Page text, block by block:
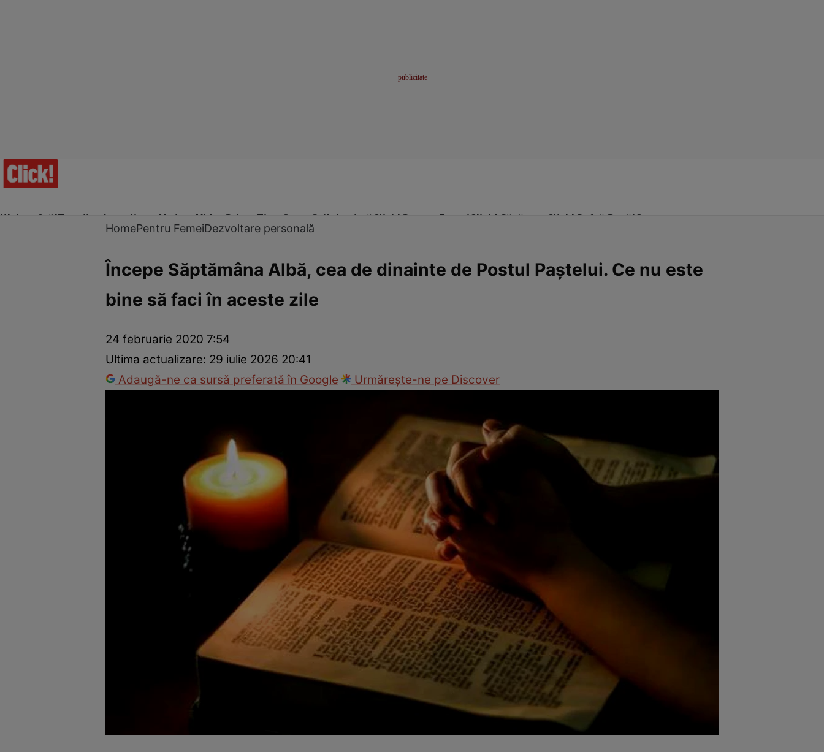
Ultima Oră!Trending Actualitate Vedete Video Prime Time SportStil de viațăClick! Pentru FemeiClick! Sănătate Click! Poftă Bună!Contact
Dezvoltare personalăÎngrijire personalăCasă și grădinăModă
HomePentru FemeiDezvoltare personală
Începe Săptămâna Albă, cea de dinainte de Postul Paştelui. Ce nu este
bine să faci în aceste zile
24 februarie 2020 7:54
Ultima actualizare: 29 iulie 2026 20:41
Adaugă-ne ca sursă preferată în Google
Urmărește-ne pe Discover